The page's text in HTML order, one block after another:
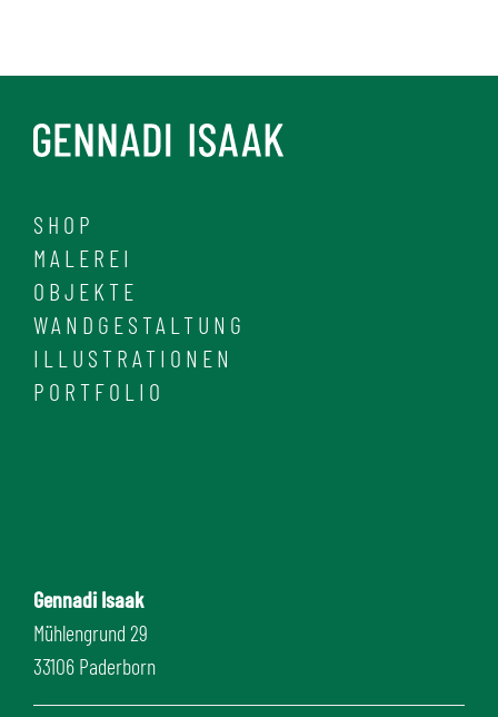
SHOP
MALEREI
OBJEKTE
WANDGESTALTUNG
ILLUSTRATIONEN
PORTFOLIO
Gennadi Isaak
Mühlengrund 29
33106 Paderborn